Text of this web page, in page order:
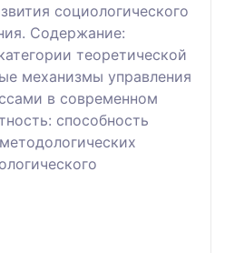
социологического
Содержание:
теоретической
механизмы управления
в современном
способность